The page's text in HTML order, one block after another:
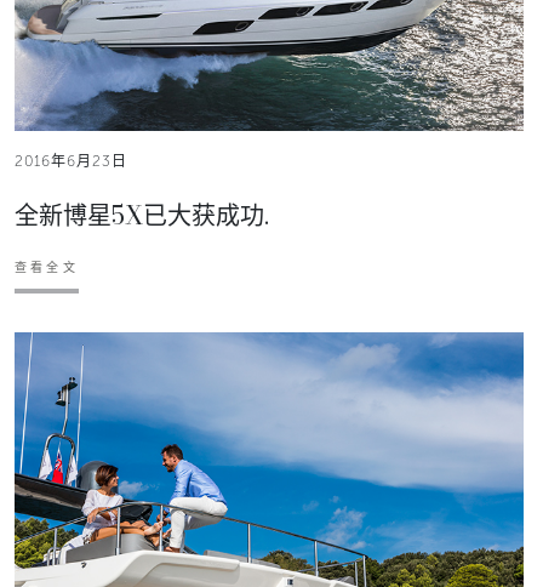
2016年6月23日
全新博星5X已大获成功.
查看全文